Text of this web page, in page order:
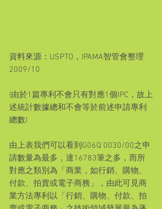
資料來源：USPTO，IPAMA智管會整理
2009/10
(由於1篇專利不會只有對應1個IPC，故上
述統計數據總和不會等於前述申請專利
總數)
由上表我們可以看到G06Q 0030/00之申
請數量為最多，達16783筆之多，而所
對應之類別為「商業，如行銷、購物、
付款、拍賣或電子商務」，由此可見商
業方法專利以「行銷、購物、付款、拍